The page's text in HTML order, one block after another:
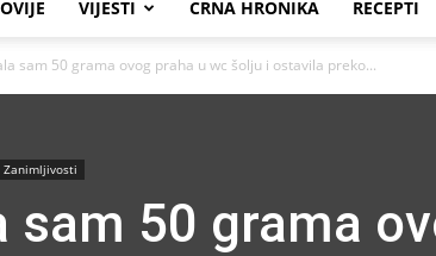
VIJESTI CRNA HRONIKA RECEPTI
sam 50 grama ovog praha u wc šolju i ostavila preko...
Zanimljivosti
sam 50 grama